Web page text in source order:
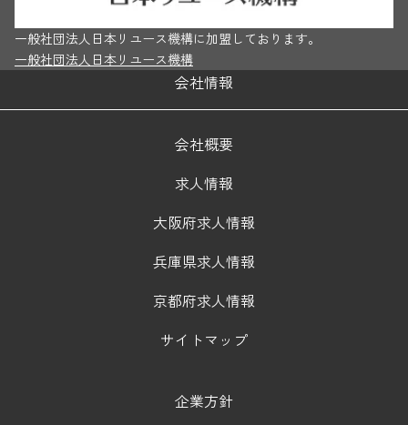
一般社団法人日本リユース機構に加盟しております。
一般社団法人日本リユース機構
会社情報
会社概要
求人情報
大阪府求人情報
兵庫県求人情報
京都府求人情報
サイトマップ
企業方針